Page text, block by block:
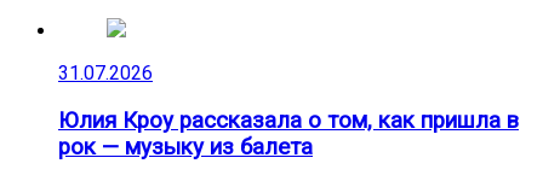
31.07.2026
Юлия Кроу рассказала о том, как пришла в
рок — музыку из балета